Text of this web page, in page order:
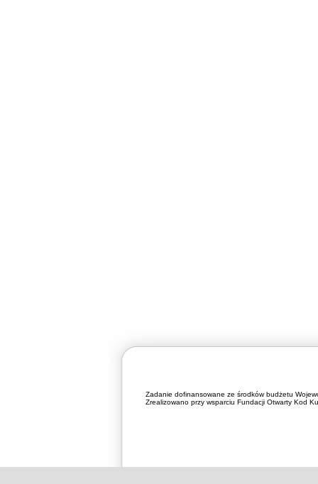
Zadanie dofinansowane ze środków budżetu
Zrealizowano przy wsparciu Fundacji Otwarty Kod